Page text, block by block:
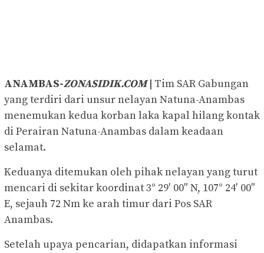
ANAMBAS-ZONASIDIK.COM| Tim SAR Gabungan
yang terdiri dari unsur nelayan Natuna-Anambas
menemukan kedua korban laka kapal hilang kontak
di Perairan Natuna-Anambas dalam keadaan
selamat.
Keduanya ditemukan oleh pihak nelayan yang turut
mencari di sekitar koordinat 3° 29′ 00″ N, 107° 24′ 00″
E, sejauh 72 Nm ke arah timur dari Pos SAR
Anambas.
Setelah upaya pencarian, didapatkan informasi